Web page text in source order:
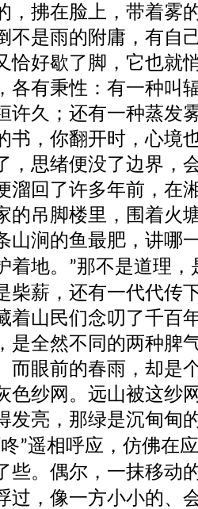
，拂在脸上，带着雾
不是雨的附庸，有自
恰好歇了脚，它也就
各有秉性：有一种叫
许久；还有一种蒸发
书，你翻开时，心境
，思绪便没了边界，
溜回了许多年前，在
的吊脚楼里，围着火
山涧的鱼最肥，讲哪
着地。
”那不是道理，
柴薪，还有一代代传
着山民们念叨了千百
是全然不同的两种脾
而眼前的春雨，却是
色纱网。远山被这纱
发亮，那绿是沉甸甸
”遥相呼应，仿佛在
些。偶尔，一抹移动
过，像一方小小的、